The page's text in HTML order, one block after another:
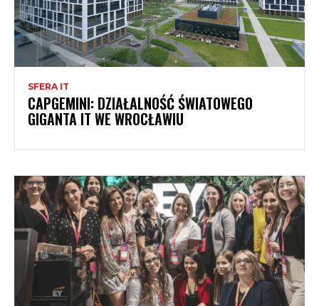
SFERA IT
CAPGEMINI: DZIAŁALNOŚĆ ŚWIATOWEGO
GIGANTA IT WE WROCŁAWIU